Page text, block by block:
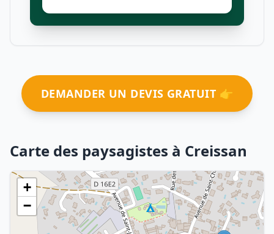
DEMANDER UN DEVIS GRATUIT 👉
Carte des paysagistes à Creissan
+
−